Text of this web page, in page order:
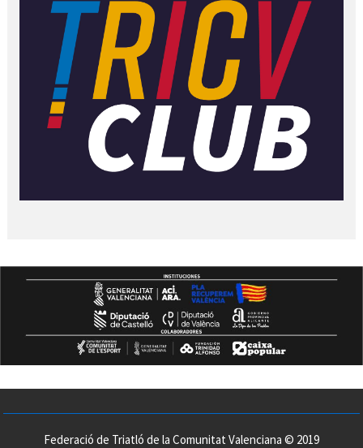
Federació de Triatló de la Comunitat Valenciana © 2019